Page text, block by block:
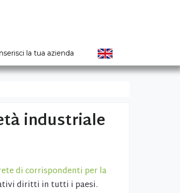
la tua azienda
industriale
di corrispondenti per la
diritti in tutti i paesi.